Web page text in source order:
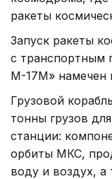
ракеты
Запуск ракеты
с транспортным
М-17М» намечен
Грузовой
тонны грузов
станции:
орбиты МКС,
воду и воздух, а